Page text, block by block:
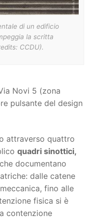
di un edificio
la scritta
CCDU).
Novi 5 (zona
pulsante del design
attraverso quattro
quadri sinottici,
che documentano
dalle catene
fino alle
fisica si è
contenzione